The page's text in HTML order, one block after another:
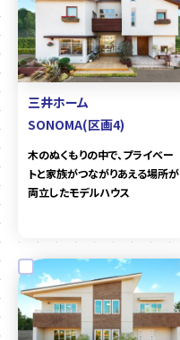
三井ホーム
SONOMA(区画4)
木のぬくもりの中で、プライベー
トと家族がつながりあえる場所が
両立したモデルハウス